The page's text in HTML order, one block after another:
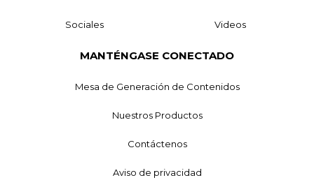
Sociales Videos
MANTÉNGASE CONECTADO
Mesa de Generación de Contenidos
Nuestros Productos
Contáctenos
Aviso de privacidad